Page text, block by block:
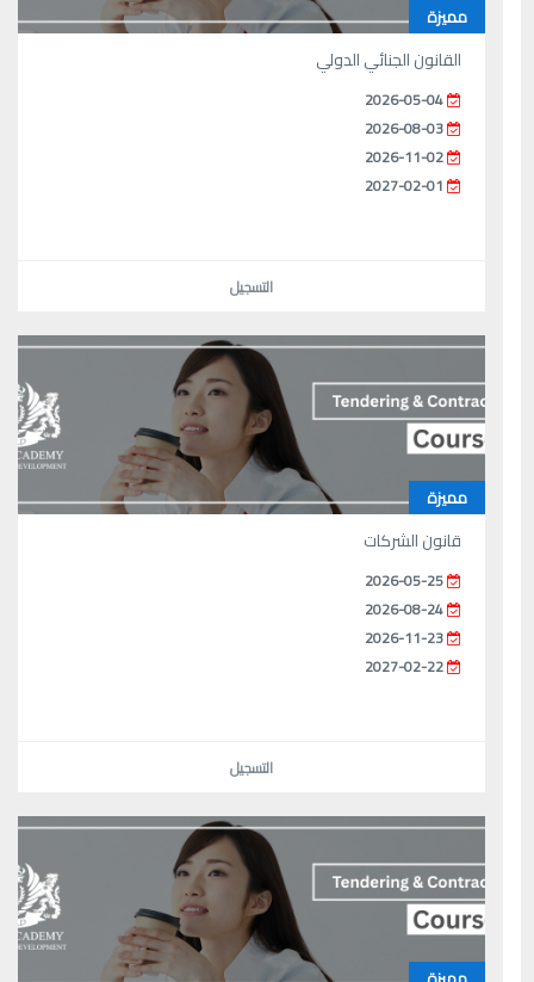
مميزة
القانون الجنائي الدولي
2026-05-04
2026-08-03
2026-11-02
2027-02-01
التسجيل
مميزة
قانون الشركات
2026-05-25
2026-08-24
2026-11-23
2027-02-22
التسجيل